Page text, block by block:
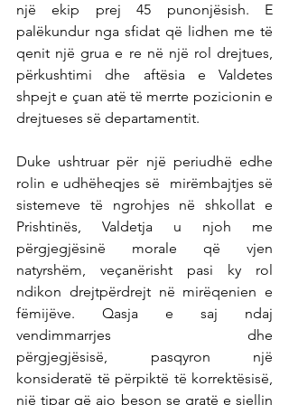
një ekip prej 45 punonjësish. E
palëkundur nga sfidat që lidhen me të
qenit një grua e re në një rol drejtues,
përkushtimi dhe aftësia e Valdetes
shpejt e çuan atë të merrte pozicionin e
drejtueses së departamentit.
Duke ushtruar për një periudhë edhe
rolin e udhëheqjes së  mirëmbajtjes së
sistemeve të ngrohjes në shkollat e
Prishtinës, Valdetja u njoh me
përgjegjësinë morale që vjen
natyrshëm, veçanërisht pasi ky rol
ndikon drejtpërdrejt në mirëqenien e
fëmijëve. Qasja e saj ndaj
vendimmarrjes dhe
përgjegjësisë, pasqyron një
konsideratë të përpiktë të korrektësisë,
një tipar që ajo beson se gratë e sjellin